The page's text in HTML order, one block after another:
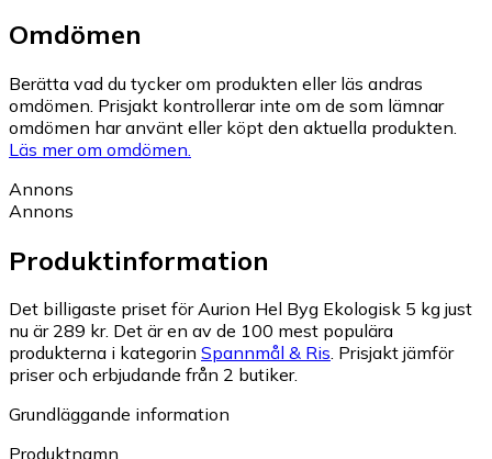
Omdömen
Berätta vad du tycker om produkten eller läs andras
omdömen. Prisjakt kontrollerar inte om de som lämnar
omdömen har använt eller köpt den aktuella produkten.
Läs mer om omdömen.
Annons
Annons
Produktinformation
Det billigaste priset för Aurion Hel Byg Ekologisk 5 kg just
nu är 289 kr. Det är en av de 100 mest populära
produkterna i kategorin Spannmål & Ris. Prisjakt jämför
priser och erbjudande från 2 butiker.
Grundläggande information
Produktnamn